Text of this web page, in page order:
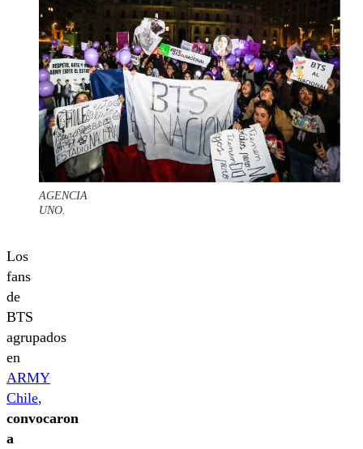
AGENCIA
UNO.
Los
fans
de
BTS
agrupados
en
ARMY
Chile,
convocaron
a